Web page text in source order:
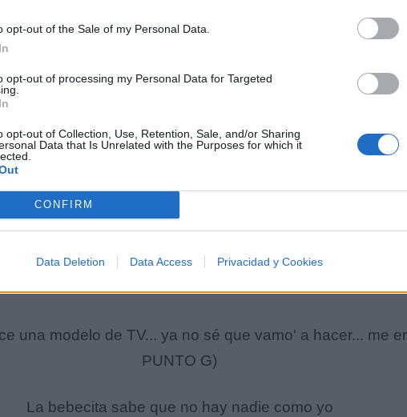
opt-out of the Sale of my Personal Data.
opt-out of processing my Personal Data for Targeted
opt-out of Collection, Use, Retention, Sale, and/or Sharing
Data that Is Unrelated with the Purposes for which it
CONFIRM
Data Deletion Data Access Privacidad y Cookies
Dando-dándote
una modelo de TV... ya no sé que vamo' a hacer... me
PUNTO G)
La bebecita sabe que no hay nadie como yo